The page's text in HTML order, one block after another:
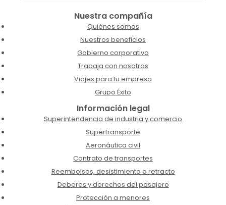
Nuestra compañía
Quiénes somos
Nuestros beneficios
Gobierno corporativo
Trabaja con nosotros
Viajes para tu empresa
Grupo Éxito
Información legal
Superintendencia de industria y comercio
Supertransporte
Aeronáutica civil
Contrato de transportes
Reembolsos, desistimiento o retracto
Deberes y derechos del pasajero
Protección a menores